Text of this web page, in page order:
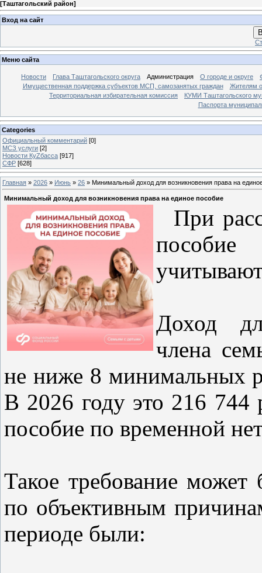
[Таштагольский район]
Вход на сайт
Меню сайта
Новости Глава Таштагольского округа Администрация О городе и округе
Имущественная поддержка субъектов МСП, самозанятых граждан
Жителям
Территориальная избирательная комиссия
КУМИ Таштагольского
Паспорта
Categories
Официальный комментарий [0]
МСЗ услуги [2]
Новости КуZбасса [917]
СФР [628]
Главная » 2026 » Июнь » 26 » Минимальный доход для возникновения права на
Минимальный доход для возникновения права на единое пособие
При
Доход
члена
не ниже 8 минимальных
В 2026 году это 216 744
пособие по временной
Такое требование
по объективным
периоде были: